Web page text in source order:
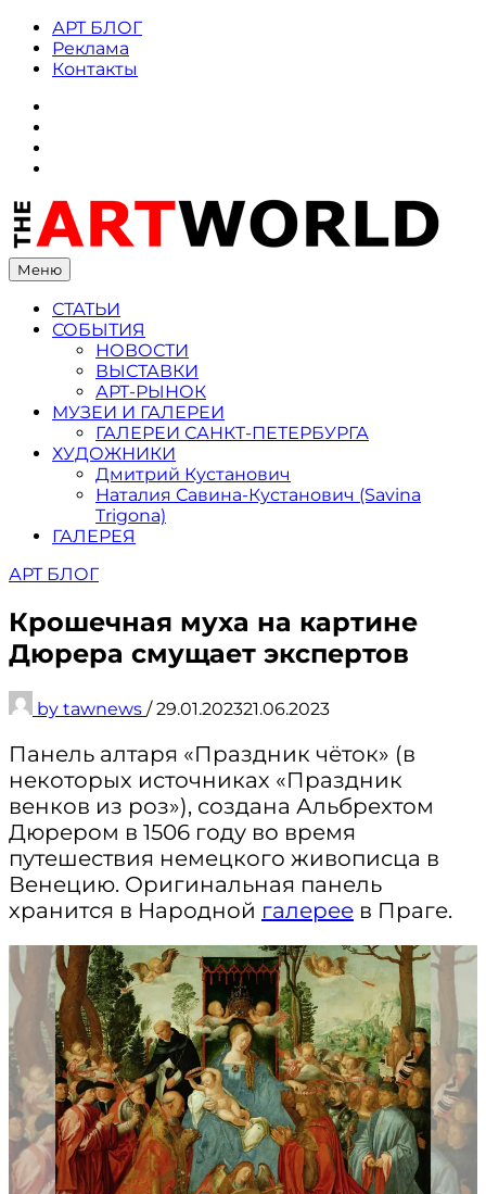
Skip
content
АРТ БЛОГ
Реклама
Контакты
Меню
СТАТЬИ
СОБЫТИЯ
НОВОСТИ
ВЫСТАВКИ
АРТ-РЫНОК
МУЗЕИ И ГАЛЕРЕИ
ГАЛЕРЕИ САНКТ-ПЕТЕРБУРГА
ХУДОЖНИКИ
Дмитрий Кустанович
Наталия Савина-Кустанович (Savina
Trigona)
ГАЛЕРЕЯ
АРТ БЛОГ
Крошечная муха на картине
Дюрера смущает экспертов
by tawnews / 29.01.202321.06.2023
Панель алтаря «Праздник чёток» (в
некоторых источниках «Праздник
венков из роз»), создана Альбрехтом
Дюрером в 1506 году во время
путешествия немецкого живописца в
Венецию. Оригинальная панель
хранится в Народной галерее в Праге.